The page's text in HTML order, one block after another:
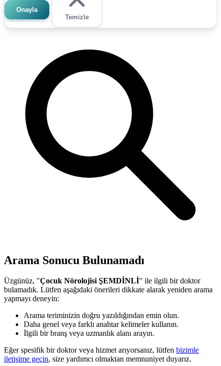
Onayla
Temizle
Arama Sonucu Bulunamadı
Üzgünüz, "Çocuk Nörolojisi ŞEMDİNLİ" ile ilgili bir doktor
bulamadık. Lütfen aşağıdaki önerileri dikkate alarak yeniden arama
yapmayı deneyin:
Arama teriminizin doğru yazıldığından emin olun.
Daha genel veya farklı anahtar kelimeler kullanın.
İlgili bir branş veya uzmanlık alanı arayın.
Eğer spesifik bir doktor veya hizmet arıyorsanız, lütfen bizimle
iletişime geçin, size yardımcı olmaktan memnuniyet duyarız.